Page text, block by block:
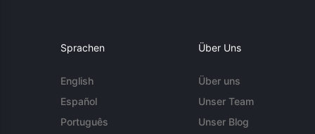
Sprachen
English
Español
Português
Über Uns
Über uns
Unser Team
Unser Blog